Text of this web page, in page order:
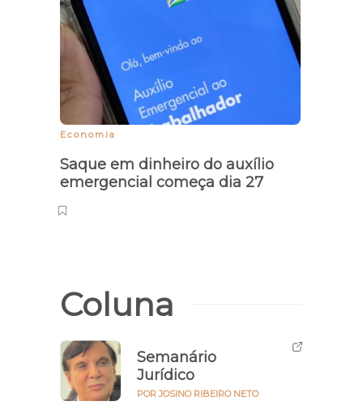
Economia
Saque em dinheiro do auxílio
emergencial começa dia 27
Coluna
Semanário
Jurídico
POR JOSINO RIBEIRO NETO